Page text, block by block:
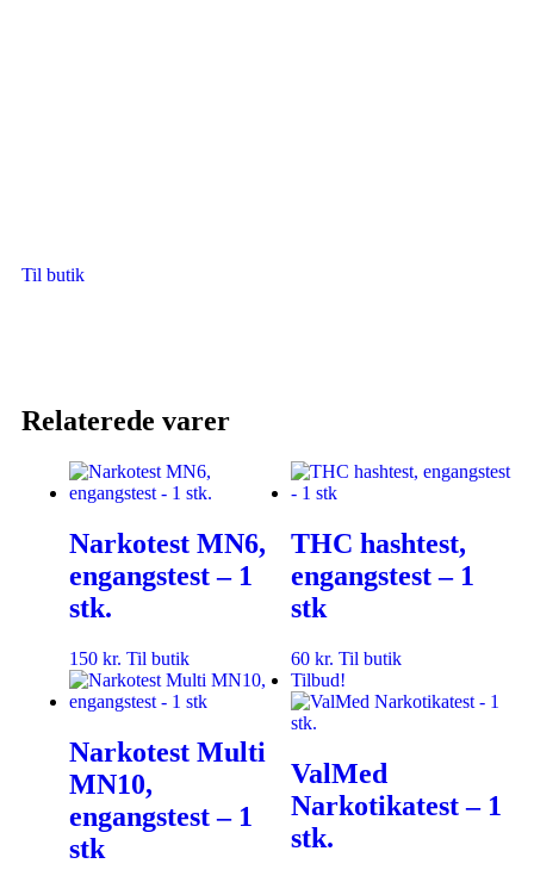
Til butik
Relaterede varer
Narkotest MN6,
engangstest – 1
stk.
150 kr. Til butik
THC hashtest,
engangstest – 1
stk
60 kr. Til butik
Narkotest Multi
MN10,
engangstest – 1
stk
Tilbud!
ValMed
Narkotikatest – 1
stk.